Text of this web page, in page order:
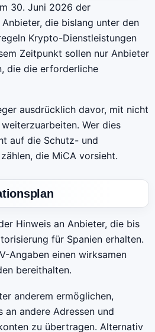
30. Juni 2026 der
die bislang unter den
Krypto-Dienstleistungen
Zeitpunkt sollen nur Anbieter
die die erforderliche
ausdrücklich davor, mit nicht
Wer dies
auf die Schutz- und
die MiCA vorsieht.
Hinweis an Anbieter, die bis
für Spanien erhalten.
Angaben einen wirksamen
bereithalten.
anderem ermöglichen,
andere Adressen und
zu übertragen. Alternativ